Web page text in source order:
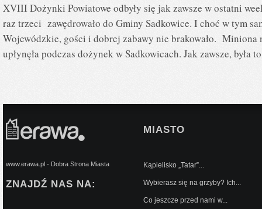
XVIII Dożynki Powiatowe odbyły się jak zawsze w ostatni
raz trzeci zawędrowało do Gminy Sadkowice. I choć w tym
Wojewódzkie, gości i dobrej zabawy nie brakowało.
upłynęła podczas dożynek w Sadkowicach. Jak zawsze,
www.erawa.pl - Dobra Strona Miasta
ZNAJDŹ NAS NA:
MIASTO
Kąpielisko „Tatar”...
Wybierasz się na grzyby? Ich...
Co jeszcze przed nami w...